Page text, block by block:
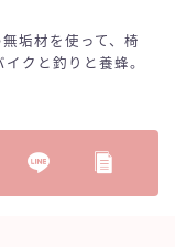
垢材を使って、椅
クと釣りと養蜂。